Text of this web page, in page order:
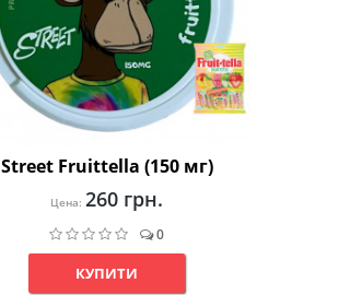
Street Fruittella (150 мг)
Цена:260 грн.
0
КУПИТИ